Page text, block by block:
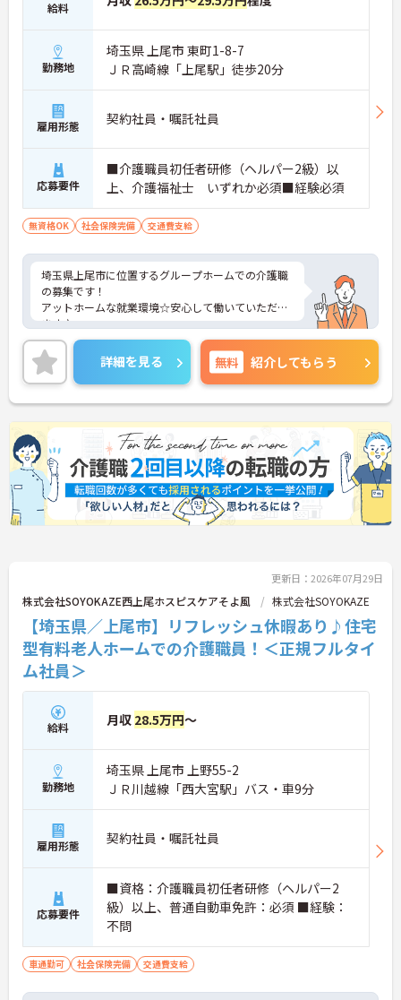
給料
勤務地
埼玉県 上尾市 東町1-8-7
ＪＲ高崎線「上尾駅」徒歩20分
雇用形態 契約社員・嘱託社員
応募要件
■介護職員初任者研修（ヘルパー2級）以
上、介護福祉士 いずれか必須■経験必須
無資格OK 社会保険完備 交通費支給
埼玉県上尾市に位置するグループホームでの介護職
の募集です！
アットホームな就業環境☆安心して働いていただけ
ます♪
ご興味ある方には、面接対策ポイントなど、さらに
詳細をお話しいたしますのでお気軽にご相談くださ
い。
詳細を見る 無料 紹介してもらう
更新日：2026年07月29日
株式会社SOYOKAZE西上尾ホスピスケアそよ風 株式会社SOYOKAZE
【埼玉県／上尾市】リフレッシュ休暇あり♪住宅
型有料老人ホームでの介護職員！＜正規フルタイ
ム社員＞
給料 月収 28.5万円～
勤務地
埼玉県 上尾市 上野55-2
ＪＲ川越線「西大宮駅」バス・車9分
雇用形態 契約社員・嘱託社員
応募要件
■資格：介護職員初任者研修（ヘルパー2
級）以上、普通自動車免許：必須 ■経験：
不問
車通勤可 社会保険完備 交通費支給